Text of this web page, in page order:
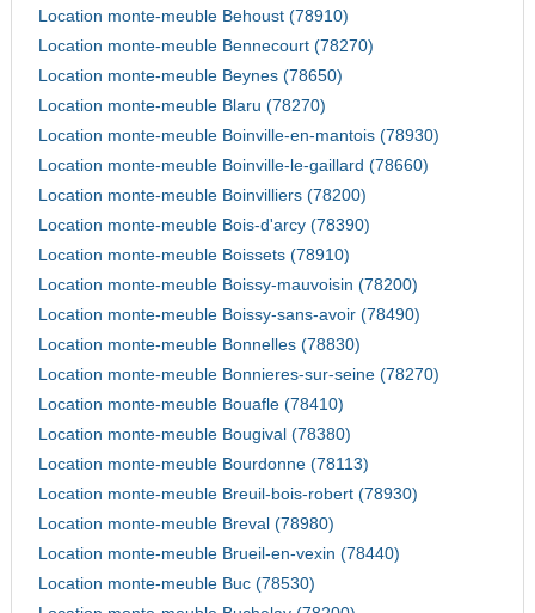
Location monte-meuble Behoust (78910)
Location monte-meuble Bennecourt (78270)
Location monte-meuble Beynes (78650)
Location monte-meuble Blaru (78270)
Location monte-meuble Boinville-en-mantois (78930)
Location monte-meuble Boinville-le-gaillard (78660)
Location monte-meuble Boinvilliers (78200)
Location monte-meuble Bois-d'arcy (78390)
Location monte-meuble Boissets (78910)
Location monte-meuble Boissy-mauvoisin (78200)
Location monte-meuble Boissy-sans-avoir (78490)
Location monte-meuble Bonnelles (78830)
Location monte-meuble Bonnieres-sur-seine (78270)
Location monte-meuble Bouafle (78410)
Location monte-meuble Bougival (78380)
Location monte-meuble Bourdonne (78113)
Location monte-meuble Breuil-bois-robert (78930)
Location monte-meuble Breval (78980)
Location monte-meuble Brueil-en-vexin (78440)
Location monte-meuble Buc (78530)